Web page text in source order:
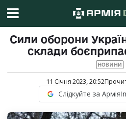
Сили оборони
склади
НОВИНИ
11 Січня 2023, 20:52
Слідкуйте за